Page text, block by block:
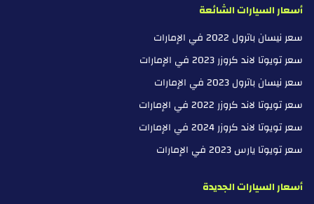
أسعار السيارات الشائعة
سعر نيسان باترول 2022 في الإمارات
سعر تويوتا لاند كروزر 2023 في الإمارات
سعر نيسان باترول 2023 في الإمارات
سعر تويوتا لاند كروزر 2022 في الإمارات
سعر تويوتا لاند كروزر 2024 في الإمارات
سعر تويوتا يارس 2023 في الإمارات
أسعار السيارات الجديدة